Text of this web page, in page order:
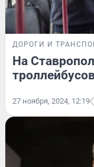
ДОРОГИ И
На
27 ноября, 2024, 12:19